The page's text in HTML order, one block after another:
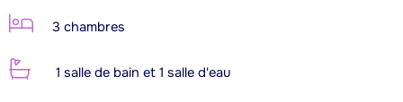
3 chambres
1 salle de bain et 1 salle d'eau